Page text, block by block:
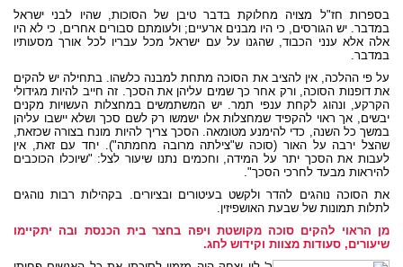
בספרות חז"ל מצויה מחלוקת בדבר טיבן של הסוכות, שהיו לבני ישראל
במדבר. יש הגורסים, כי היו מבנים ארעיים; ולעומתם סבורים אחרים, כי לא היו
אלה אלא ענני הכבוד, שהגנו על עם ישראל מכל עבריו לכל אורך מסעותיו
במדבר.
על פי ההלכה, אין להציב את הסוכה מתחת למבנה כלשהו. בתחילה יש להקים
את דופנות הסוכה, ורק אחר כך שמים עליהן את הסכך. זה חייב להיות מגידולי
הקרקע, ונהוג לקחת ענפי תמר. יש המשתמשים במחצלות העשויות מקנים
יבשים, אך ראוי להקפיד שמחצלות אלו ישמשו רק לשם סכך ושלא יישבו עליהן
במשך כל השנה, כדי להימנע מטומאה. הסכך צריך להיות מונח בצורה שכזאת,
שהצל ירבה על האור (סוכה ש"צילתה מרובה מחמתה"). יחד עם זאת, אין
לעבות את הסכך יתר על המידה, וחכמים נתנו שיעור לצל: "שיוכלו הכוכבים
להיראות מבעד לחרכי הסכך".
את הסוכה נוהגים להדר ולקשט בעיטורים ובציורים. בקהילות רבות נוהגים
לתלות תמונות של שבעת האושפיזין.
מן הראוי להקים סוכה מקושטת ויפה בחצר בית הכנסת ובה יתקיימו
שיעורים, סעודות מצוות וקידוש לחג.